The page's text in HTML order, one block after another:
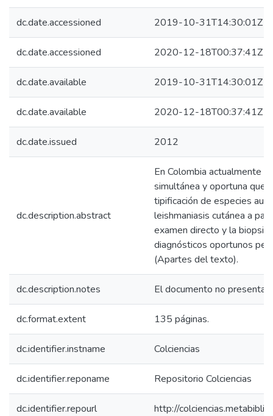
dc.date.accessioned 2019-10-31T14:30:01Z
dc.date.accessioned 2020-12-18T00:37:41Z
dc.date.available 2019-10-31T14:30:01Z
dc.date.available 2020-12-18T00:37:41Z
dc.date.issued 2012
dc.description.abstract
En Colombia actualmente
simultánea y oportuna que
tipificación de especies
leishmaniasis cutánea a
examen directo y la
diagnósticos oportunos
(Apartes del texto).
dc.description.notes El documento no presenta
dc.format.extent 135 páginas.
dc.identifier.instname Colciencias
dc.identifier.reponame Repositorio Colciencias
dc.identifier.repourl http://